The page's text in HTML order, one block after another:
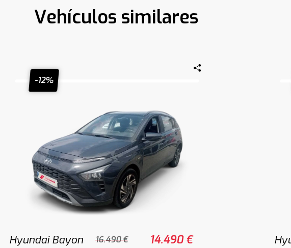
Vehículos similares
-12%
Hyundai Bayon 16.490 € 14.490 €